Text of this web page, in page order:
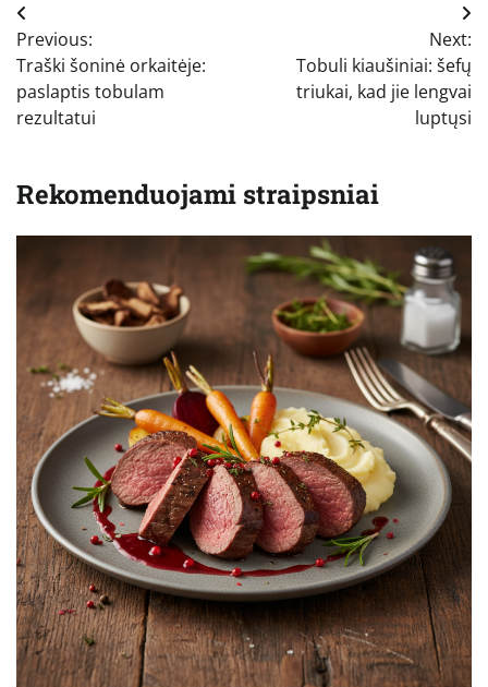
Navigacija
tarp
įrašų
Previous:
Traški šoninė orkaitėje:
paslaptis tobulam
rezultatui
Next:
Tobuli kiaušiniai: šefų
triukai, kad jie lengvai
luptųsi
Rekomenduojami straipsniai